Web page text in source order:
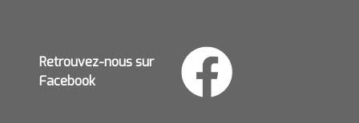
Retrouvez-nous sur
Facebook